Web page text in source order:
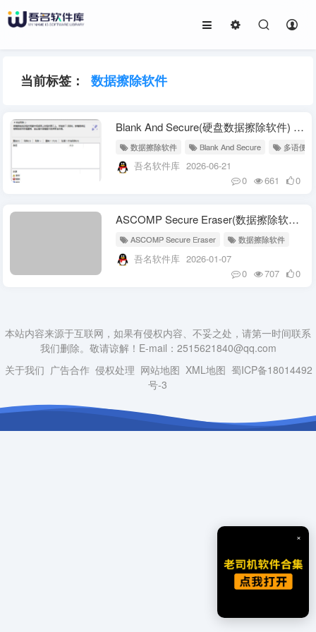
当前标签： 数据擦除软件
Blank And Secure(硬盘数据擦除软件) v8.41 多语便携版
数据擦除软件 Blank And Secure 多语便
吾名软件库 2026-06-21
0
661 0
ASCOMP Secure Eraser(数据擦除软件) Pro v7.007 多语便携版
ASCOMP Secure Eraser 数据擦除软件
吾名软件库 2026-01-07
0
707 0
本站内容来源于互联网，如果有侵权内容、不妥之处，请第一时间联系
我们删除。敬请谅解！E-mail：2515621840@qq.com
关于我们 广告合作 侵权处理 网站地图 XML地图 蜀ICP备18014492
号-3
×